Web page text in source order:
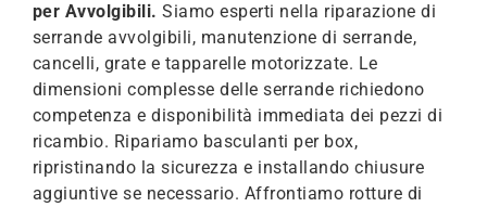
per Avvolgibili.Siamo esperti nella riparazione di
serrande avvolgibili, manutenzione di serrande,
cancelli, grate e tapparelle motorizzate. Le
dimensioni complesse delle serrande richiedono
competenza e disponibilità immediata dei pezzi di
ricambio. Ripariamo basculanti per box,
ripristinando la sicurezza e installando chiusure
aggiuntive se necessario. Affrontiamo rotture di